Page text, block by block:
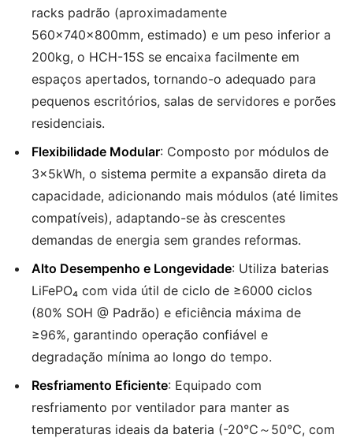
racks padrão (aproximadamente
560×740×800mm, estimado) e um peso inferior a
200kg, o HCH-15S se encaixa facilmente em
espaços apertados, tornando-o adequado para
pequenos escritórios, salas de servidores e porões
residenciais.
Flexibilidade Modular: Composto por módulos de
3×5kWh, o sistema permite a expansão direta da
capacidade, adicionando mais módulos (até limites
compatíveis), adaptando-se às crescentes
demandas de energia sem grandes reformas.
Alto Desempenho e Longevidade: Utiliza baterias
LiFePO₄ com vida útil de ciclo de ≥6000 ciclos
(80% SOH @ Padrão) e eficiência máxima de
≥96%, garantindo operação confiável e
degradação mínima ao longo do tempo.
Resfriamento Eficiente: Equipado com
resfriamento por ventilador para manter as
temperaturas ideais da bateria (-20℃～50℃, com